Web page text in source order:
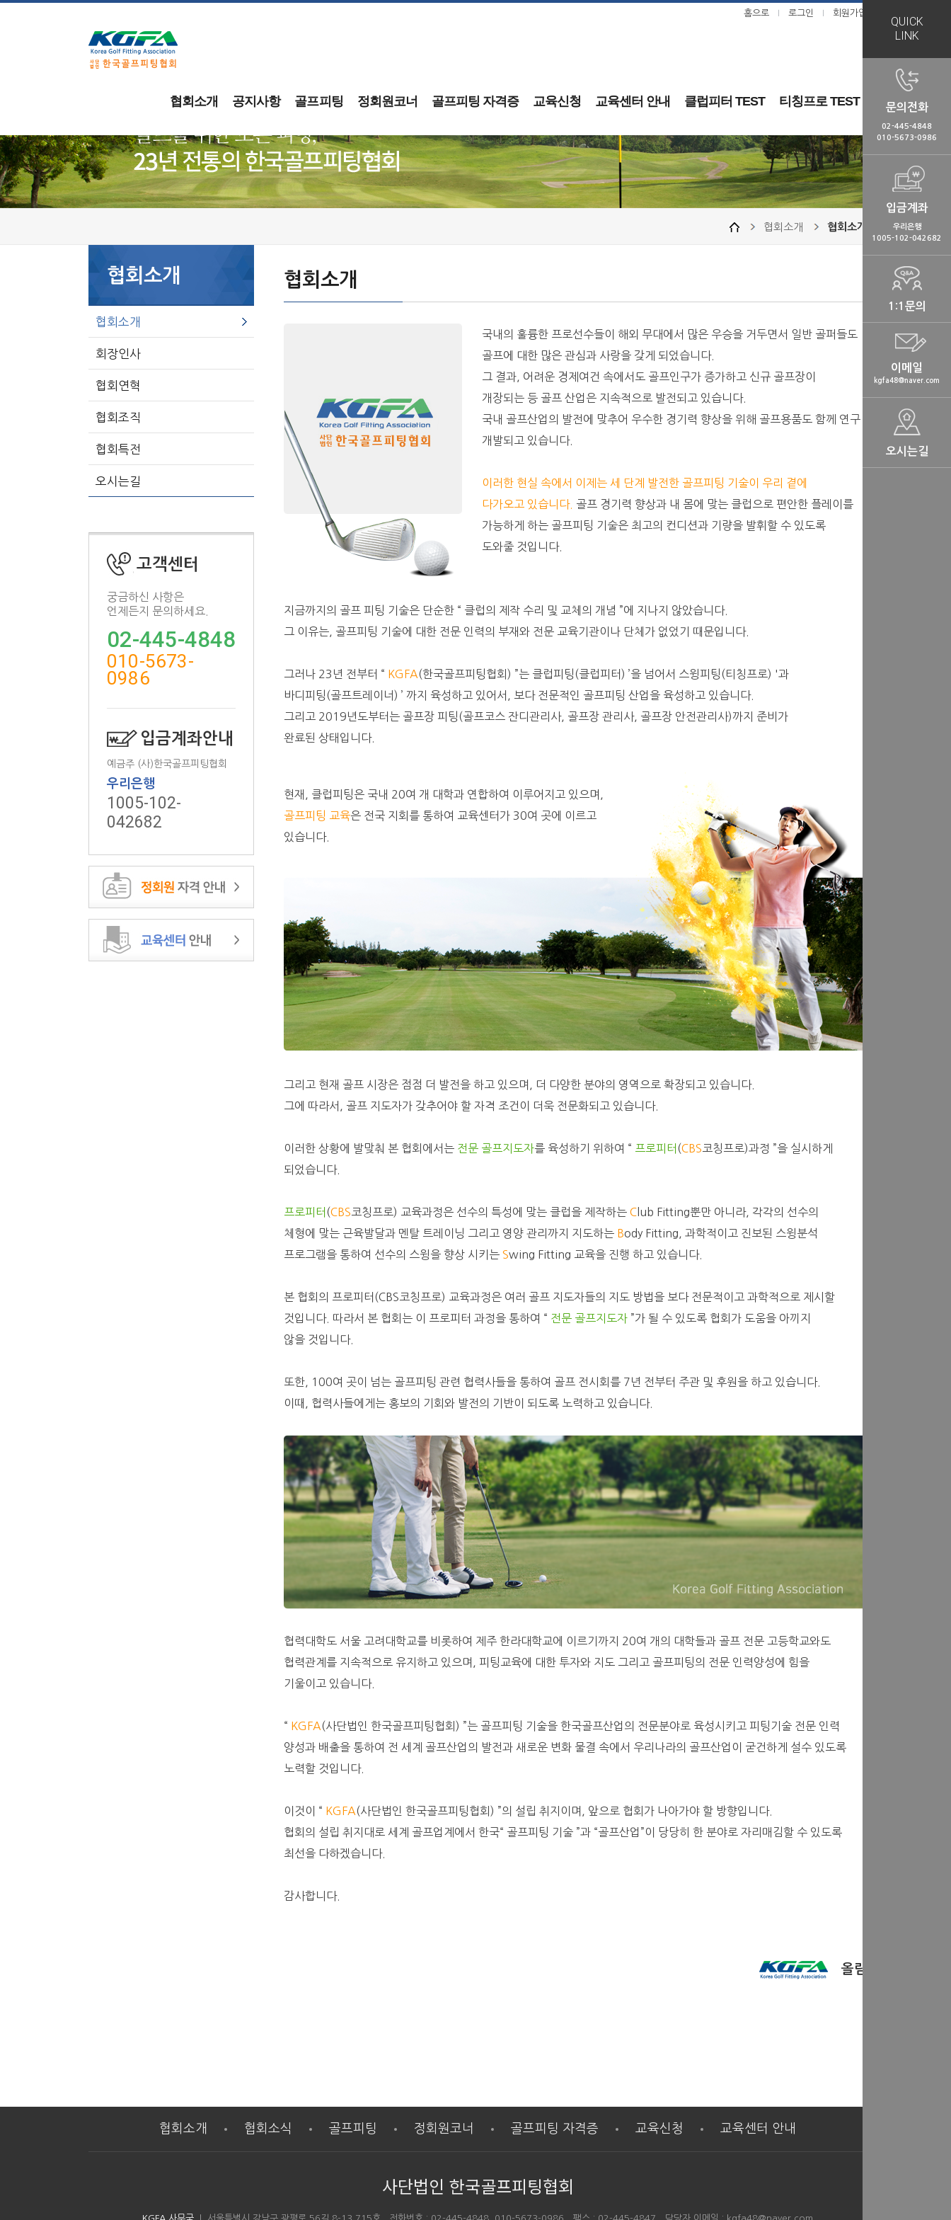
QUICK
LINK
문의전화
02-445-4848
010-5673-0986
입금계좌
우리은행
1005-102-042682
1:1문의
이메일
kgfa48@naver.com
오시는길
홈으로 로그인 회원가입
협회소개 공지사항 골프피팅 정회원코너 골프피팅 자격증 교육신청 교육센터 안내 클럽피터 TEST 티칭프로 TEST
협회소개 협회소개
협회소개
협회소개
회장인사
협회연혁
협회조직
협회특전
오시는길
고객센터
궁금하신 사항은
언제든지 문의하세요.
02-445-4848
010-5673-
0986
입금계좌안내
예금주 (사)한국골프피팅협회
우리은행
1005-102-
042682
협회소개
국내의 훌륭한 프로선수들이 해외 무대에서 많은 우승을 거두면서 일반 골퍼들도
골프에 대한 많은 관심과 사랑을 갖게 되었습니다.
그 결과, 어려운 경제여건 속에서도 골프인구가 증가하고 신규 골프장이
개장되는 등 골프 산업은 지속적으로 발전되고 있습니다.
국내 골프산업의 발전에 맞추어 우수한 경기력 향상을 위해 골프용품도 함께 연구
개발되고 있습니다.
이러한 현실 속에서 이제는 세 단계 발전한 골프피팅 기술이 우리 곁에
다가오고 있습니다. 골프 경기력 향상과 내 몸에 맞는 클럽으로 편안한 플레이를
가능하게 하는 골프피팅 기술은 최고의 컨디션과 기량을 발휘할 수 있도록
도와줄 것입니다.
지금까지의 골프 피팅 기술은 단순한 “ 클럽의 제작 수리 및 교체의 개념 ”에 지나지 않았습니다.
그 이유는, 골프피팅 기술에 대한 전문 인력의 부재와 전문 교육기관이나 단체가 없었기 때문입니다.
그러나 23년 전부터 “ KGFA(한국골프피팅협회) ”는 클럽피팅(클럽피터) ’을 넘어서 스윙피팅(티칭프로) '과
바디피팅(골프트레이너) ’ 까지 육성하고 있어서, 보다 전문적인 골프피팅 산업을 육성하고 있습니다.
그리고 2019년도부터는 골프장 피팅(골프코스 잔디관리사, 골프장 관리사, 골프장 안전관리사)까지 준비가
완료된 상태입니다.
현재, 클럽피팅은 국내 20여 개 대학과 연합하여 이루어지고 있으며,
골프피팅 교육은 전국 지회를 통하여 교육센터가 30여 곳에 이르고
있습니다.
그리고 현재 골프 시장은 점점 더 발전을 하고 있으며, 더 다양한 분야의 영역으로 확장되고 있습니다.
그에 따라서, 골프 지도자가 갖추어야 할 자격 조건이 더욱 전문화되고 있습니다.
이러한 상황에 발맞춰 본 협회에서는 전문 골프지도자를 육성하기 위하여 “ 프로피터 (CBS 코칭프로)과정 ”을 실시하게
되었습니다.
프로피터 (CBS 코칭프로) 교육과정은 선수의 특성에 맞는 클럽을 제작하는 C lub Fitting뿐만 아니라, 각각의 선수의
체형에 맞는 근육발달과 멘탈 트레이닝 그리고 영양 관리까지 지도하는 Body Fitting, 과학적이고 진보된 스윙분석
프로그램을 통하여 선수의 스윙을 향상 시키는 Swing Fitting 교육을 진행 하고 있습니다.
본 협회의 프로피터(CBS코칭프로) 교육과정은 여러 골프 지도자들의 지도 방법을 보다 전문적이고 과학적으로 제시할
것입니다. 따라서 본 협회는 이 프로피터 과정을 통하여 “ 전문 골프지도자 ”가 될 수 있도록 협회가 도움을 아끼지
않을 것입니다.
또한, 100여 곳이 넘는 골프피팅 관련 협력사들을 통하여 골프 전시회를 7년 전부터 주관 및 후원을 하고 있습니다.
이때, 협력사들에게는 홍보의 기회와 발전의 기반이 되도록 노력하고 있습니다.
협력대학도 서울 고려대학교를 비롯하여 제주 한라대학교에 이르기까지 20여 개의 대학들과 골프 전문 고등학교와도
협력관계를 지속적으로 유지하고 있으며, 피팅교육에 대한 투자와 지도 그리고 골프피팅의 전문 인력양성에 힘을
기울이고 있습니다.
“ KGFA(사단법인 한국골프피팅협회) ”는 골프피팅 기술을 한국골프산업의 전문분야로 육성시키고 피팅기술 전문 인력
양성과 배출을 통하여 전 세계 골프산업의 발전과 새로운 변화 물결 속에서 우리나라의 골프산업이 굳건하게 설수 있도록
노력할 것입니다.
이것이 “ KGFA(사단법인 한국골프피팅협회) ”의 설립 취지이며, 앞으로 협회가 나아가야 할 방향입니다.
협회의 설립 취지대로 세계 골프업계에서 한국“ 골프피팅 기술 ”과 “골프산업”이 당당히 한 분야로 자리매김할 수 있도록
최선을 다하겠습니다.
감사합니다.
올림
협회소개 협회소식 골프피팅 정회원코너 골프피팅 자격증 교육신청 교육센터 안내
사단법인 한국골프피팅협회